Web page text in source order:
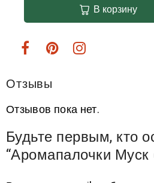
В корзину
Отзывы
Отзывов пока нет.
Будьте первым, кто
“Аромапалочки Муск